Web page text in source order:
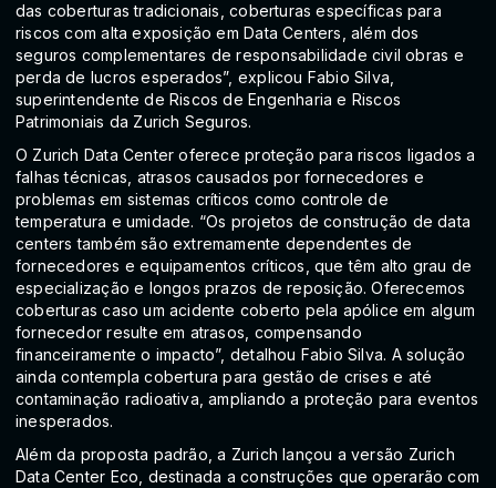
das coberturas tradicionais, coberturas específicas para
riscos com alta exposição em Data Centers, além dos
seguros complementares de responsabilidade civil obras e
perda de lucros esperados”, explicou Fabio Silva,
superintendente de Riscos de Engenharia e Riscos
Patrimoniais da Zurich Seguros.
O Zurich Data Center oferece proteção para riscos ligados a
falhas técnicas, atrasos causados por fornecedores e
problemas em sistemas críticos como controle de
temperatura e umidade. “Os projetos de construção de data
centers também são extremamente dependentes de
fornecedores e equipamentos críticos, que têm alto grau de
especialização e longos prazos de reposição. Oferecemos
coberturas caso um acidente coberto pela apólice em algum
fornecedor resulte em atrasos, compensando
financeiramente o impacto”, detalhou Fabio Silva. A solução
ainda contempla cobertura para gestão de crises e até
contaminação radioativa, ampliando a proteção para eventos
inesperados.
Além da proposta padrão, a Zurich lançou a versão Zurich
Data Center Eco, destinada a construções que operarão com